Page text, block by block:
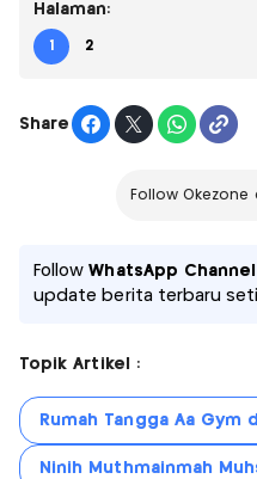
Halaman:
1 2
Share
Follow
FollowWhatsApp
update berita terbaru
Topik Artikel :
Rumah Tangga Aa Gym
Ninih Muthmainmah